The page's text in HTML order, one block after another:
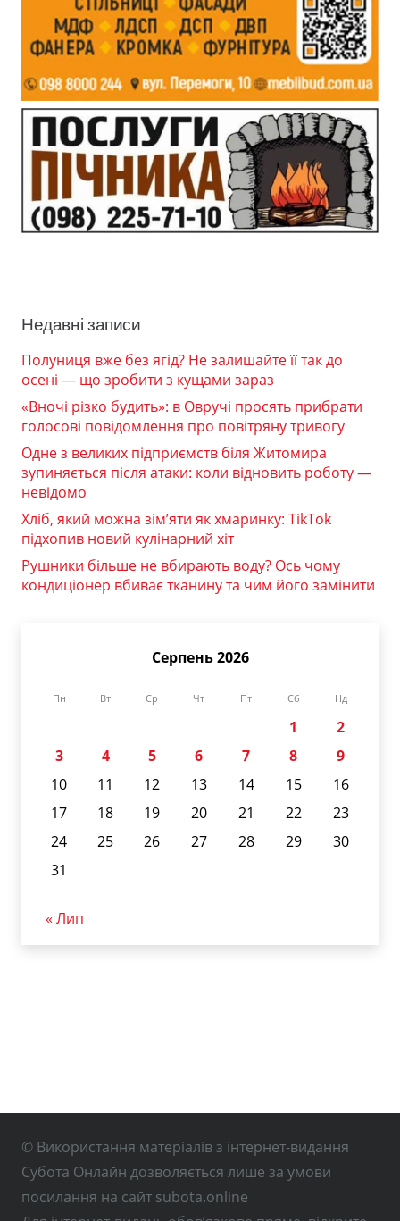
Недавні записи
Полуниця вже без ягід? Не залишайте її так до
осені — що зробити з кущами зараз
«Вночі різко будить»: в Овручі просять прибрати
голосові повідомлення про повітряну тривогу
Одне з великих підприємств біля Житомира
зупиняється після атаки: коли відновить роботу —
невідомо
Хліб, який можна зім’яти як хмаринку: TikTok
підхопив новий кулінарний хіт
Рушники більше не вбирають воду? Ось чому
кондиціонер вбиває тканину та чим його замінити
Серпень 2026
Пн Вт Ср Чт Пт Сб Нд
1
2
3
4 5 6 7 8
9
10
11 12 13 14 15
16
17
18 19 20 21 22
23
24
25 26 27 28 29
30
31
« Лип
© Використання матеріалів з інтернет-видання
Субота Онлайн дозволяється лише за умови
посилання на сайт subota.online